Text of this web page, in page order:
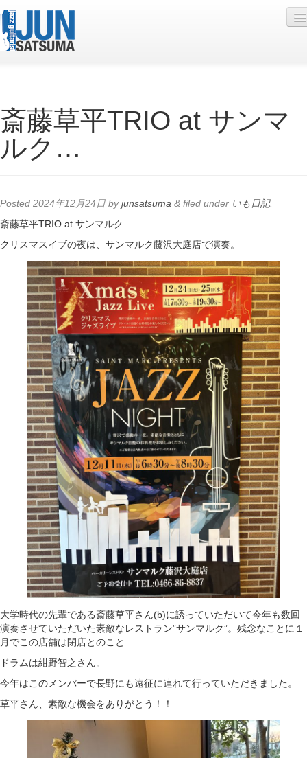
Live Schedule
Discography
Contact
YouTube
Online Lesson
斎藤草平TRIO at サンマ
ルク…
Posted 2024年12月24日 byjunsatsuma & filed under いも日記.
斎藤草平TRIO at サンマルク…
クリスマスイブの夜は、サンマルク藤沢大庭店で演奏。
大学時代の先輩である斎藤草平さん(b)に誘っていただいて今年も数回
演奏させていただいた素敵なレストラン”サンマルク”。残念なことに１
月でこの店舗は閉店とのこと…
ドラムは紺野智之さん。
今年はこのメンバーで長野にも遠征に連れて行っていただきました。
草平さん、素敵な機会をありがとう！！